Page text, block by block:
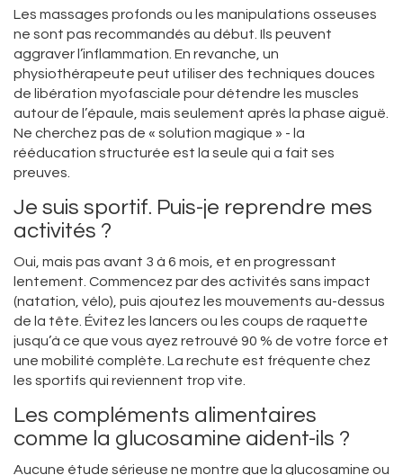
Les massages profonds ou les manipulations osseuses
ne sont pas recommandés au début. Ils peuvent
aggraver l’inflammation. En revanche, un
physiothérapeute peut utiliser des techniques douces
de libération myofasciale pour détendre les muscles
autour de l’épaule, mais seulement après la phase aiguë.
Ne cherchez pas de « solution magique » - la
rééducation structurée est la seule qui a fait ses
preuves.
Je suis sportif. Puis-je reprendre mes
activités ?
Oui, mais pas avant 3 à 6 mois, et en progressant
lentement. Commencez par des activités sans impact
(natation, vélo), puis ajoutez les mouvements au-dessus
de la tête. Évitez les lancers ou les coups de raquette
jusqu’à ce que vous ayez retrouvé 90 % de votre force et
une mobilité complète. La rechute est fréquente chez
les sportifs qui reviennent trop vite.
Les compléments alimentaires
comme la glucosamine aident-ils ?
Aucune étude sérieuse ne montre que la glucosamine ou